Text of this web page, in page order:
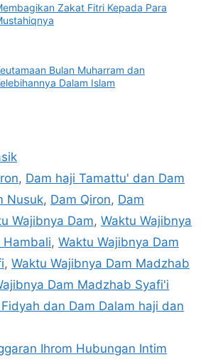
Zakat Fitri Kepada Para
Bulan Muharram dan
Dalam Islam
, Dam haji Tamattu' dan Dam
Nusuk, Dam Qiron, Dam
Wajibnya Dam, Waktu Wajibnya
Hambali, Waktu Wajibnya Dam
, Waktu Wajibnya Dam Madzhab
Dam Madzhab Syafi'i
dan Dam Dalam haji dan
Ihrom Hubungan Intim